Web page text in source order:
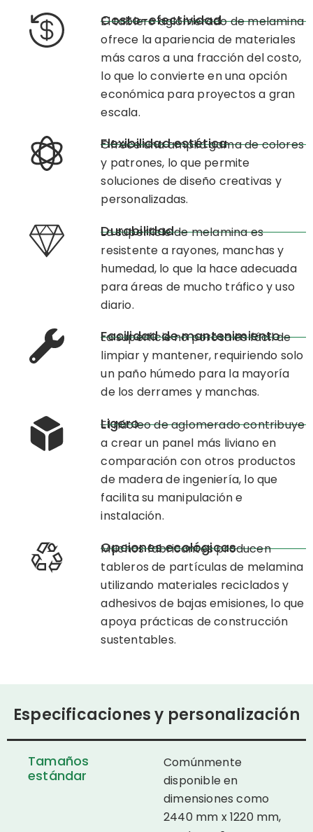
Costo-efectividad
El tablero aglomerado de melamina
ofrece la apariencia de materiales
más caros a una fracción del costo,
lo que lo convierte en una opción
económica para proyectos a gran
escala.
Flexibilidad estética
Ofrece una amplia gama de colores
y patrones, lo que permite
soluciones de diseño creativas y
personalizadas.
Durabilidad
La superficie de melamina es
resistente a rayones, manchas y
humedad, lo que la hace adecuada
para áreas de mucho tráfico y uso
diario.
Facilidad de mantenimiento
La superficie no porosa es fácil de
limpiar y mantener, requiriendo solo
un paño húmedo para la mayoría
de los derrames y manchas.
Ligero
El núcleo de aglomerado contribuye
a crear un panel más liviano en
comparación con otros productos
de madera de ingeniería, lo que
facilita su manipulación e
instalación.
Opciones ecológicas
Muchos fabricantes producen
tableros de partículas de melamina
utilizando materiales reciclados y
adhesivos de bajas emisiones, lo que
apoya prácticas de construcción
sustentables.
Especificaciones y personalización
Tamaños
estándar
Comúnmente
disponible en
dimensiones como
2440 mm x 1220 mm,